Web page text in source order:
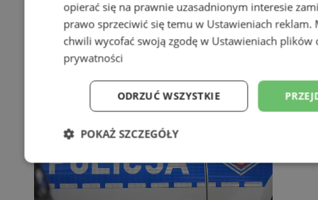
opierać się na prawnie uzasadnionym interesie
prawo sprzeciwić się temu w Ustawieniach reklam.
chwili wycofać swoją zgodę w Ustawieniach plików
prywatności
ODRZUĆ WSZYSTKIE
POKAŻ SZCZEGÓŁY
Niezbędne Wydajność